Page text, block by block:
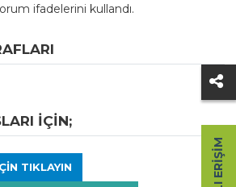
ifadelerini kullandı.
IÇIN;
TIKLAYIN